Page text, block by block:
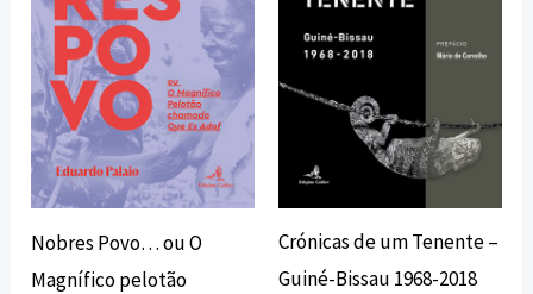
Nobres Povo… ou O
Magnífico pelotão
Crónicas de um Tenente –
Guiné-Bissau 1968-2018